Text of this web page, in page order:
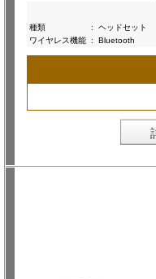
種類
:
ヘッドセット
ワイヤレス機能 : Bluetooth